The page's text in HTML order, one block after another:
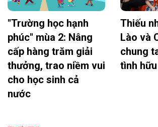
"Trường học hạnh
phúc" mùa 2: Nâng
cấp hàng trăm giải
thưởng, trao niềm vui
cho học sinh cả
nước
Thiếu
Lào và
chung
tình